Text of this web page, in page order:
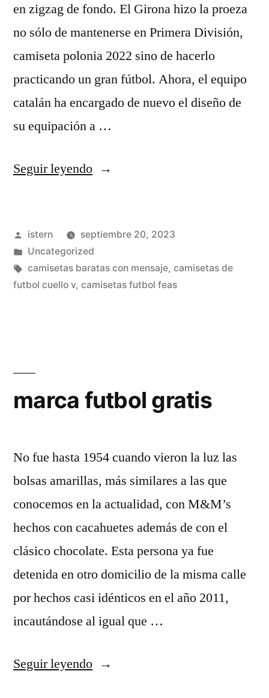
en zigzag de fondo. El Girona hizo la proeza
no sólo de mantenerse en Primera División,
camiseta polonia 2022 sino de hacerlo
practicando un gran fútbol. Ahora, el equipo
catalán ha encargado de nuevo el diseño de
su equipación a …
Seguir leyendo«camisetas
Publicado
por
istern
septiembre 20, 2023
Publicado
en
Uncategorized
Etiquetas:
camisetas baratas con mensaje, camisetas de
futbol cuello v, camisetas futbol feas
marca futbol gratis
No fue hasta 1954 cuando vieron la luz las
bolsas amarillas, más similares a las que
conocemos en la actualidad, con M&M’s
hechos con cacahuetes además de con el
clásico chocolate. Esta persona ya fue
detenida en otro domicilio de la misma calle
por hechos casi idénticos en el año 2011,
incautándose al igual que …
Seguir leyendo«marca